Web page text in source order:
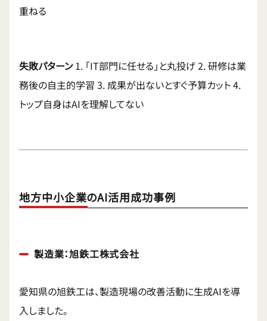
重ねる
失敗パターン1. 「IT部門に任せる」と丸投げ 2. 研修は業
務後の自主的学習 3. 成果が出ないとすぐ予算カット 4.
トップ自身はAIを理解してない
地方中小企業のAI活用成功事例
製造業：旭鉄工株式会社
愛知県の旭鉄工は、製造現場の改善活動に生成AIを導
入しました。